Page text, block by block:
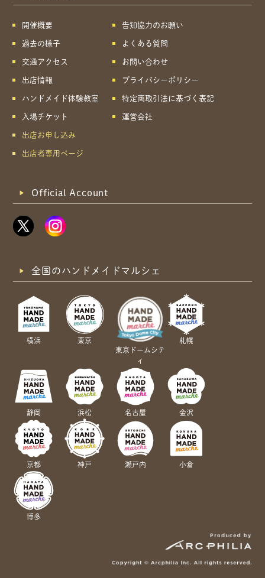
開催概要
過去の様子
交通アクセス
出店情報
ハンドメイド体験教室
入場チケット
出店お申し込み
出店者専用ページ
告知協力のお願い
よくある質問
お問い合わせ
プライバシーポリシー
特定商取引法に基づく表記
運営会社
Official Account
全国のハンドメイドマルシェ
横浜
東京
東京ドームシテ
ィ
札幌
静岡 浜松 名古屋 金沢
京都 神戸 瀬戸内 小倉
博多